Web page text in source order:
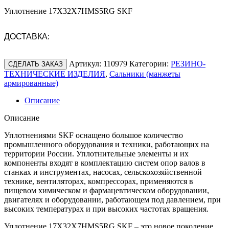
Уплотнение 17X32X7HMS5RG SKF
ДОСТАВКА:
СДЕЛАТЬ ЗАКАЗ Артикул: 110979 Категории: РЕЗИНО-
ТЕХНИЧЕСКИЕ ИЗДЕЛИЯ, Сальники (манжеты
армированные)
Описание
Описание
Уплотнениями SKF оснащено большое количество
промышленного оборудования и техники, работающих на
территории России. Уплотнительные элементы и их
компоненты входят в комплектацию систем опор валов в
станках и инструментах, насосах, сельскохозяйственной
технике, вентиляторах, компрессорах, применяются в
пищевом химическом и фармацевтическом оборудовании,
двигателях и оборудовании, работающем под давлением, при
высоких температурах и при высоких частотах вращения.
Уплотнение 17X32X7HMS5RG SKF – это новое поколение